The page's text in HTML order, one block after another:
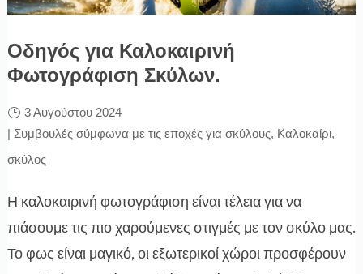
Οδηγός για Καλοκαιρινή
Φωτογράφιση Σκύλων.
3 Αυγούστου 2024
| Συμβουλές σύμφωνα με τις εποχές για σκύλους, Καλοκαίρι,
σκύλος
Η καλοκαιρινή φωτογράφιση είναι τέλεια για να
πιάσουμε τις πιο χαρούμενες στιγμές με τον σκύλο μας.
Το φως είναι μαγικό, οι εξωτερικοί χώροι προσφέρουν